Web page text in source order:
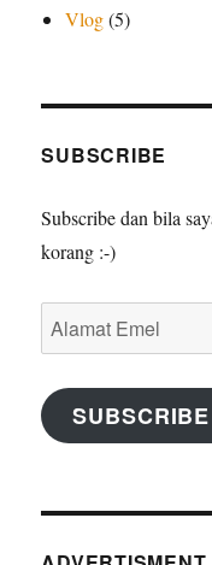
Vlog(5)
SUBSCRIBE
Subscribe dan bila
korang :-)
Alamat
Emel
SUBSCRIBE